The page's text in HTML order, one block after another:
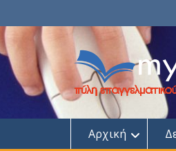
content
Αρχική